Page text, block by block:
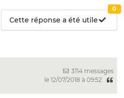
Cette réponse a été utile
0
3114 messages
le 12/07/2018 à 09:52